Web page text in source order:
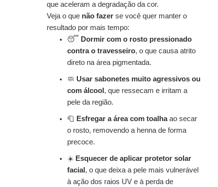
que aceleram a degradação da cor.
Veja o que não fazer se você quer manter o
resultado por mais tempo:
😴 Dormir com o rosto pressionado
contra o travesseiro, o que causa atrito
direto na área pigmentada.
🧼 Usar sabonetes muito agressivos ou
com álcool , que ressecam e irritam a
pele da região.
🧻 Esfregar a área com toalhaao secar
o rosto, removendo a henna de forma
precoce.
☀️ Esquecer de aplicar protetor solar
facial , o que deixa a pele mais vulnerável
à ação dos raios UV e à perda de